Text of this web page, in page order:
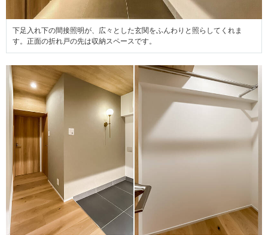
下足入れ下の間接照明が、広々とした玄関をふんわりと照らしてくれま
す。正面の折れ戸の先は収納スペースです。